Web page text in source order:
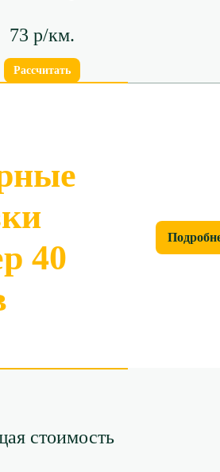
73 р/км.
Рассчитать
40
стоимость